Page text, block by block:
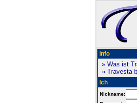
Info
» Was ist
» Travesta
Ich
Nickname: